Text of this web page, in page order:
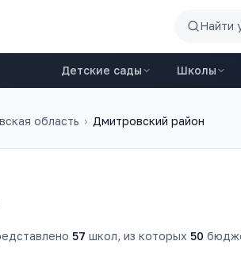
Найти
Детские сады Школы
область › Дмитровский район
57 школ, из которых 50